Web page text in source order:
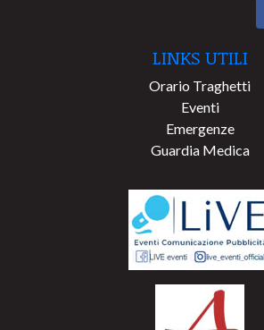
LINKS UTILI
Orario Traghetti
Eventi
Emergenze
Guardia Medica